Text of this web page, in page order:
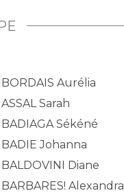
Aurélia
Sarah
Sékéné
Johanna
Diane
Alexandra